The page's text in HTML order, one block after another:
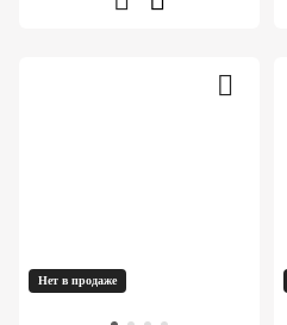
Нет в продаже